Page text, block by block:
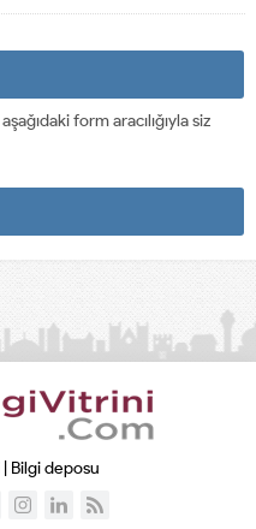
form aracılığıyla siz
Bilgi deposu